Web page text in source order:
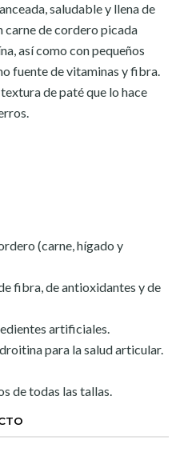
saludable y llena de
carne de cordero picada
así como con pequeños
fuente de vitaminas y fibra.
de paté que lo hace
(carne, hígado y
fibra, de antioxidantes y de
artificiales.
para la salud articular.
de todas las tallas.